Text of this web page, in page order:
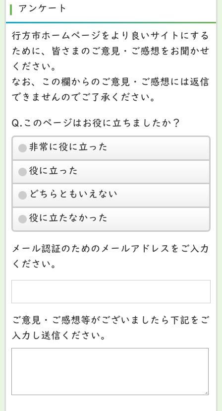
アンケート
行方市ホームページをより良いサイトにする
ために、皆さまのご意見・ご感想をお聞かせ
ください。
なお、この欄からのご意見・ご感想には返信
できませんのでご了承ください。
Q.このページはお役に立ちましたか？
非常に役に立った
役に立った
どちらともいえない
役に立たなかった
メール認証のためのメールアドレスをご入力
ください。
ご意見・ご感想等がございましたら下記をご
入力し送信ください。